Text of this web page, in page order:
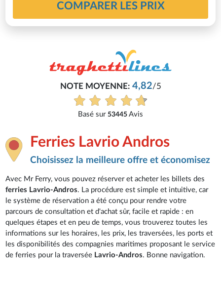
COMPARER LES PRIX
NOTE MOYENNE:4,82/5
Basé sur 53445 Avis
Ferries Lavrio Andros
Choisissez la meilleure offre et économisez
Avec Mr Ferry, vous pouvez réserver et acheter les billets des
ferries Lavrio-Andros. La procédure est simple et intuitive, car
le système de réservation a été conçu pour rendre votre
parcours de consultation et d'achat sûr, facile et rapide : en
quelques étapes et en peu de temps, vous trouverez toutes les
informations sur les horaires, les prix, les traversées, les ports et
les disponibilités des compagnies maritimes proposant le service
de ferries pour la traversée Lavrio-Andros. Bonne navigation.